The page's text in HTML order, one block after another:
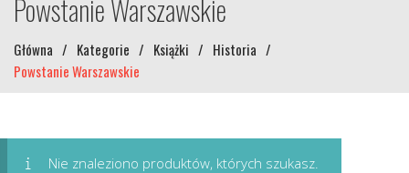
Powstanie Warszawskie
Główna / Kategorie / Książki / Historia /
Powstanie Warszawskie
Nie znaleziono produktów, których szukasz.